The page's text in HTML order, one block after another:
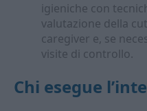
igieniche con
valutazione della
caregiver e, se
visite di controllo.
Chi esegue